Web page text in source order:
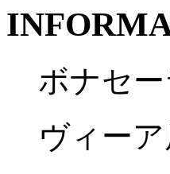
ボナセ
ヴィー